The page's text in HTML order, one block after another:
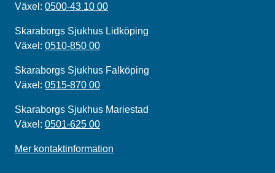
Växel: 0500-43 10 00
Skaraborgs Sjukhus Lidköping
Växel: 0510-850 00
Skaraborgs Sjukhus Falköping
Växel: 0515-870 00
Skaraborgs Sjukhus Mariestad
Växel: 0501-625 00
Mer kontaktinformation